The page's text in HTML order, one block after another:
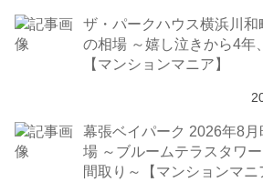
ザ・パークハウス横浜川
の相場 ～嬉し泣きから4年
【マンションマニア】
幕張ベイパーク 2026年8
場 ～ブルームテラスタワ
間取り～【マンションマニ